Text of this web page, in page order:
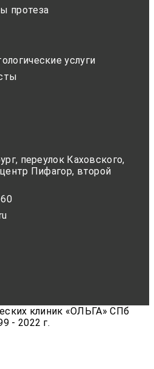
протеза
услуги
переулок Каховского,
Пифагор, второй
клиник «ОЛЬГА» СПб
- 2022 г.